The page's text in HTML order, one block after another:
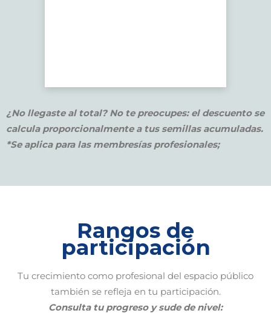
¿No llegaste al total? No te preocupes: el descuento se
calcula proporcionalmente a tus semillas acumuladas.
*Se aplica para las membresías profesionales;
Rangos de
participación
Tu crecimiento como profesional del espacio público
también se refleja en tu participación.
Consulta tu progreso y sude de nivel: